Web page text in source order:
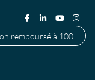
remboursé à 100